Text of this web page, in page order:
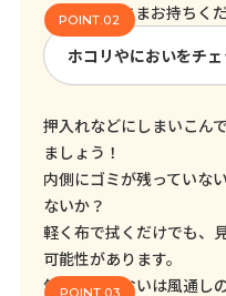
くてもそのままお持ちくだ
ホコリやにおいをチェ
押入れなどにしまいこん
ましょう！
内側にゴミが残っていな
ないか？
軽く布で拭くだけでも、
可能性があります。
気になるにおいは風通し